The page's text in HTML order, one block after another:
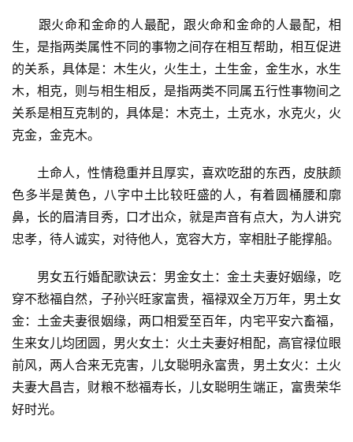
跟火命和金命的人最配，跟火命和金命的人最配，相
生，是指两类属性不同的事物之间存在相互帮助，相互促进
的关系，具体是：木生火，火生土，土生金，金生水，水生
木，相克，则与相生相反，是指两类不同属五行性事物间之
关系是相互克制的，具体是：木克土，土克水，水克火，火
克金，金克木。
土命人，性情稳重并且厚实，喜欢吃甜的东西，皮肤颜
色多半是黄色，八字中土比较旺盛的人，有着圆桶腰和廓
鼻，长的眉清目秀，口才出众，就是声音有点大，为人讲究
忠孝，待人诚实，对待他人，宽容大方，宰相肚子能撑船。
男女五行婚配歌诀云：男金女土：金土夫妻好姻缘，吃
穿不愁福自然，子孙兴旺家富贵，福禄双全万万年，男土女
金：土金夫妻很姻缘，两口相爱至百年，内宅平安六畜福，
生来女儿均团圆，男火女土：火土夫妻好相配，高官禄位眼
前风，两人合来无克害，儿女聪明永富贵，男土女火：土火
夫妻大昌吉，财粮不愁福寿长，儿女聪明生端正，富贵荣华
好时光。